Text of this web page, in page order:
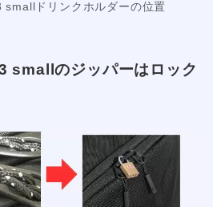
ドリンクホルダーの位置
smallのジッパーはロック